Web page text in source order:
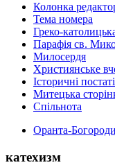
Колонка
Тема номера
Греко-
Парафія св.
Милосердя
Християнське
Історичні
Митецька
Спільнота
Оранта-
катехизм